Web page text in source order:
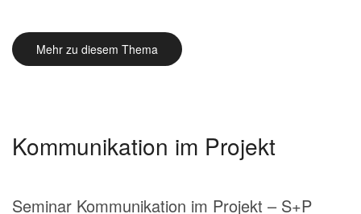
Mehr zu diesem Thema
Kommunikation im Projekt
Seminar Kommunikation im Projekt – S+P